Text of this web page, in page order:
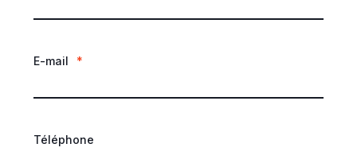
E-mail *
Téléphone